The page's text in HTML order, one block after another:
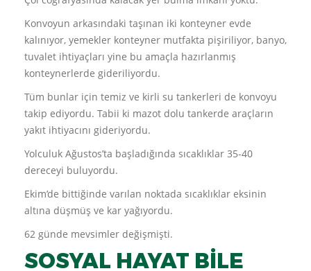
Konvoyun arkasındaki taşınan iki konteyner evde
kalınıyor, yemekler konteyner mutfakta pişiriliyor, banyo,
tuvalet ihtiyaçları yine bu amaçla hazırlanmış
konteynerlerde gideriliyordu.
Tüm bunlar için temiz ve kirli su tankerleri de konvoyu
takip ediyordu. Tabii ki mazot dolu tankerde araçların
yakıt ihtiyacını gideriyordu.
Yolculuk Ağustos’ta başladığında sıcaklıklar 35-40
dereceyi buluyordu.
Ekim’de bittiğinde varılan noktada sıcaklıklar eksinin
altına düşmüş ve kar yağıyordu.
62 günde mevsimler değişmişti.
SOSYAL HAYAT BİLE